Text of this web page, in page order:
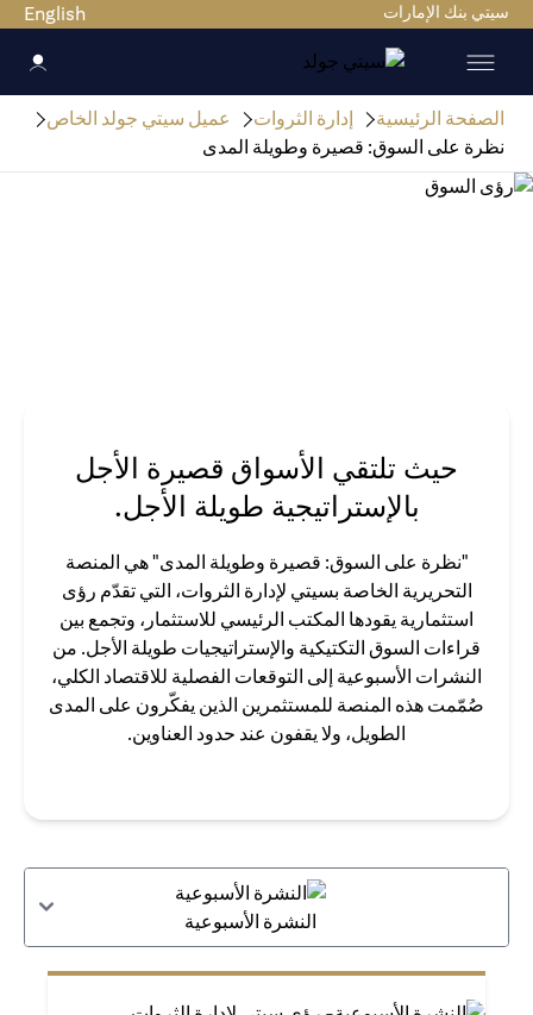
سيتي بنك الإمارات English
الصفحة الرئيسية إدارة الثروات
عميل سيتي جولد الخاص
نظرة على السوق: قصيرة وطويلة المدى
حيث تلتقي الأسواق قصيرة الأجل
بالإستراتيجية طويلة الأجل.
"نظرة على السوق: قصيرة وطويلة المدى" هي المنصة
التحريرية الخاصة بسيتي لإدارة الثروات، التي تقدّم رؤى
استثمارية يقودها المكتب الرئيسي للاستثمار، وتجمع بين
قراءات السوق التكتيكية والإستراتيجيات طويلة الأجل. من
النشرات الأسبوعية إلى التوقعات الفصلية للاقتصاد الكلي،
صُمّمت هذه المنصة للمستثمرين الذين يفكّرون على المدى
الطويل، ولا يقفون عند حدود العناوين.
النشرة الأسبوعية